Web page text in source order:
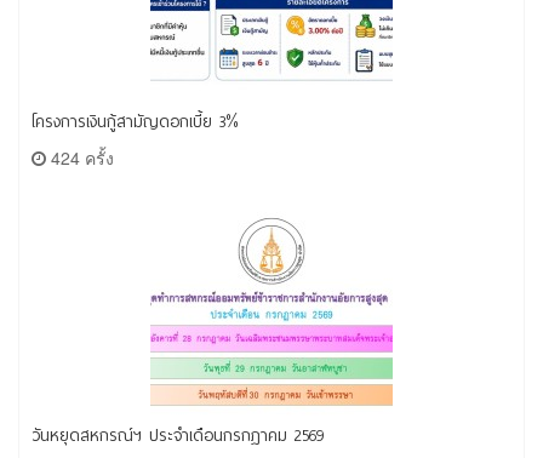
โครงการเงินกู้สามัญดอกเบี้ย 3%
424 ครั้ง
วันหยุดสหกรณ์ฯ ประจำเดือนกรกฎาคม 2569